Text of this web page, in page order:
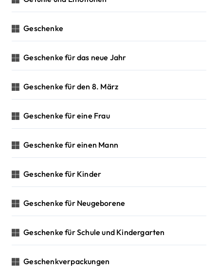
Geschenke
Geschenke für das neue Jahr
Geschenke für den 8. März
Geschenke für eine Frau
Geschenke für einen Mann
Geschenke für Kinder
Geschenke für Neugeborene
Geschenke für Schule und Kindergarten
Geschenkverpackungen